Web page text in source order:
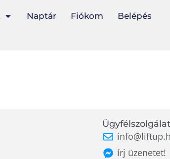
Naptár Fiókom Belépés
Ügyfélszolgálat
írj üzenetet!